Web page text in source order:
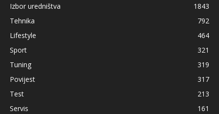
Izbor uredništva
1843
Tehnika
792
Lifestyle
464
Sport
321
Tuning
319
Povijest
317
Test
213
Servis
161